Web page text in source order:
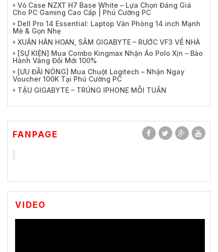
Vỏ Case NZXT H7 Base White – Lựa Chọn Đáng Giá
Cho PC Gaming Cao Cấp | Phú Cường PC
Dell Pro 14 Essential: Laptop Văn Phòng 14 inch Mạnh
Mẽ & Gọn Nhẹ
XUÂN HÂN HOAN, SẮM GIGABYTE – RƯỚC VF3 VỀ NHÀ
[SỰ KIỆN] Mua Combo Kingmax Nhận Áo Polo Xịn – Bảo
Hành Vàng Đổi Mới 100%
[ƯU ĐÃI NÓNG] Mua Chuột Logitech – Nhận Ngay
Voucher 100K Tại Phú Cường PC
TẬU GIGABYTE – TRÚNG IPHONE MỖI TUẦN
FANPAGE
VIDEO